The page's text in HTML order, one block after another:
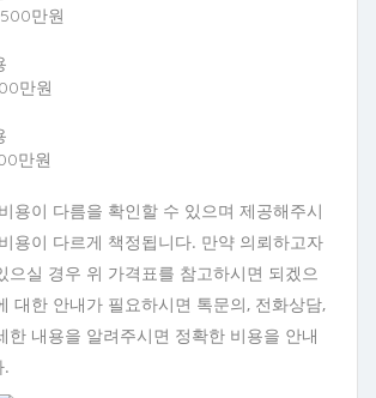
만원
만원
만원
용이 다름을 확인할 수 있으며 제공해주시
용이 다르게 책정됩니다. 만약 의뢰하고자
으실 경우 위 가격표를 참고하시면 되겠으
대한 안내가 필요하시면 톡문의, 전화상담,
한 내용을 알려주시면 정확한 비용을 안내
.